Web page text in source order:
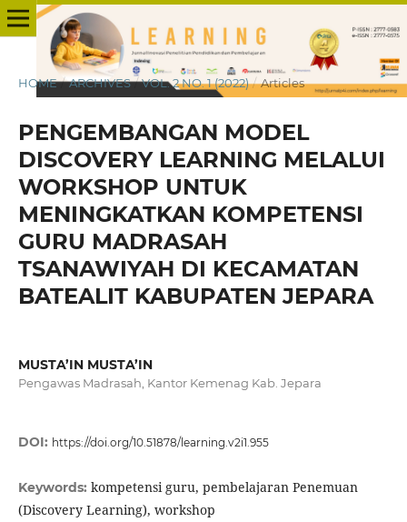
HOME / ARCHIVES / VOL. 2 NO. 1 (2022) / Articles
PENGEMBANGAN MODEL
DISCOVERY LEARNING MELALUI
WORKSHOP UNTUK
MENINGKATKAN KOMPETENSI
GURU MADRASAH
TSANAWIYAH DI KECAMATAN
BATEALIT KABUPATEN JEPARA
MUSTA’IN MUSTA’IN
Pengawas Madrasah, Kantor Kemenag Kab. Jepara
DOI: https://doi.org/10.51878/learning.v2i1.955
Keywords: kompetensi guru, pembelajaran Penemuan
(Discovery Learning), workshop